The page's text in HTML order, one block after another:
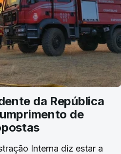
da República
de
Interna diz estar a